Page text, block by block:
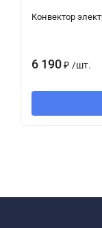
Конвектор
6 190₽ /шт.